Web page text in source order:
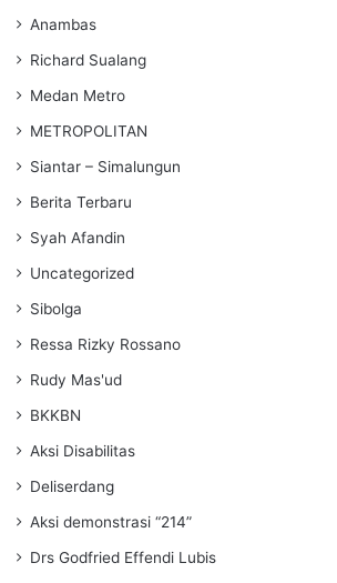
Anambas
Richard Sualang
Medan Metro
METROPOLITAN
Siantar – Simalungun
Berita Terbaru
Syah Afandin
Uncategorized
Sibolga
Ressa Rizky Rossano
Rudy Mas'ud
BKKBN
Aksi Disabilitas
Deliserdang
Aksi demonstrasi “214”
Drs Godfried Effendi Lubis